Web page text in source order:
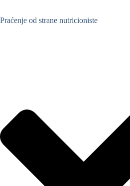
Praćenje od strane nutricioniste